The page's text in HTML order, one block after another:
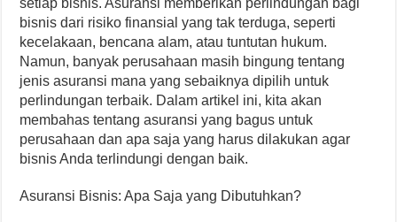
setiap bisnis. Asuransi memberikan perlindungan bagi
bisnis dari risiko finansial yang tak terduga, seperti
kecelakaan, bencana alam, atau tuntutan hukum.
Namun, banyak perusahaan masih bingung tentang
jenis asuransi mana yang sebaiknya dipilih untuk
perlindungan terbaik. Dalam artikel ini, kita akan
membahas tentang asuransi yang bagus untuk
perusahaan dan apa saja yang harus dilakukan agar
bisnis Anda terlindungi dengan baik.
Asuransi Bisnis: Apa Saja yang Dibutuhkan?